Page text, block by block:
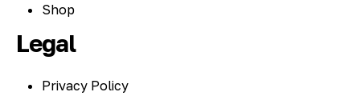
Shop
Legal
Privacy Policy